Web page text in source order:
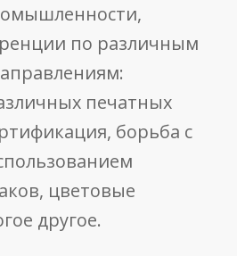
по различным
печатных
борьба с
цветовые
другое.